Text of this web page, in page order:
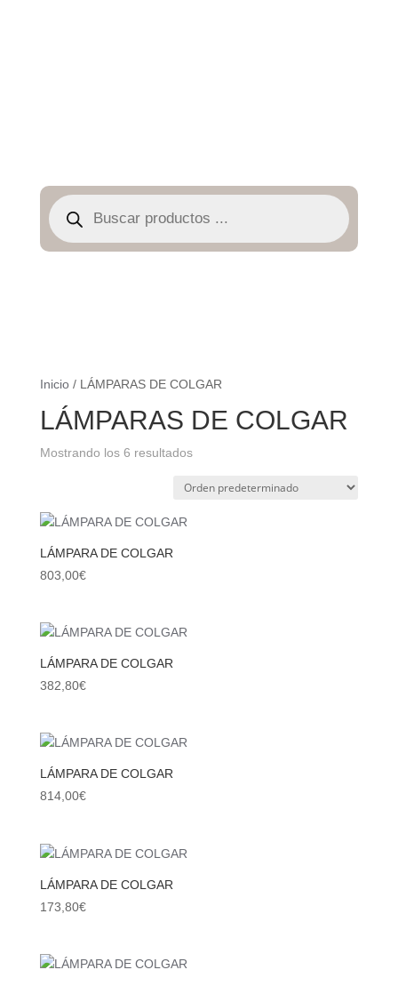
Búsqueda
de
productos
Inicio/ LÁMPARAS DE COLGAR
LÁMPARAS DE COLGAR
Mostrando los 6 resultados
LÁMPARA DE COLGAR
803,00€
LÁMPARA DE COLGAR
382,80€
LÁMPARA DE COLGAR
814,00€
LÁMPARA DE COLGAR
173,80€